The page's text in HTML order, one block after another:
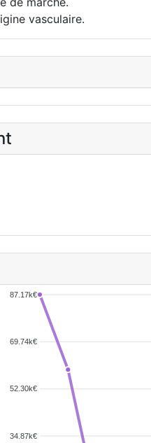
vasculaire.
87.17k€
69.74k€
52.30k€
34.87k€